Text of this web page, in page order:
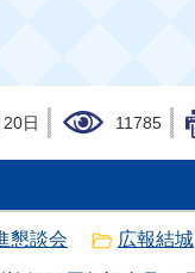
日 11785
懇談会 広報結城